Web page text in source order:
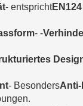
- entspricht
- -
- Besonders